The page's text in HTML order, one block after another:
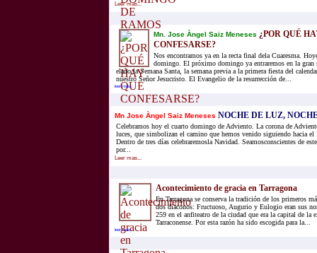
Leer mas...
Mn. Jose Àngel Saiz Meneses ¿POR QUÉ
CONFESARSE?
Nos encontramos ya en la recta final dela Cuaresma.
domingo. El próximo domingo ya entraremos en la gran
elaño,la Semana Santa, la semana previa a la primera fiesta del
nuestro Señor Jesucristo. El Evangelio de la resurrección de...
leer mas...
Mn Jose Àngel Saiz Meneses NOCHE DE LUZ,
Celebramos hoy el cuarto domingo de Adviento. La corona de
luces, que simbolizan el camino que hemos venido siguiendo hacia
Dentro de tres días celebraremosla Navidad. Seamosconscientes de
por...
Leer mas...
Acontecimiento de gracia en Tarragona
En Tarragona se conserva la tradición de los primeros
dos diáconos: Fructuoso, Augurio y Eulogio eran sus
259 en el anfiteatro de la ciudad que era la capital de la
Tarraconense. Por esta razón ha sido escogida para la...
leer mas...